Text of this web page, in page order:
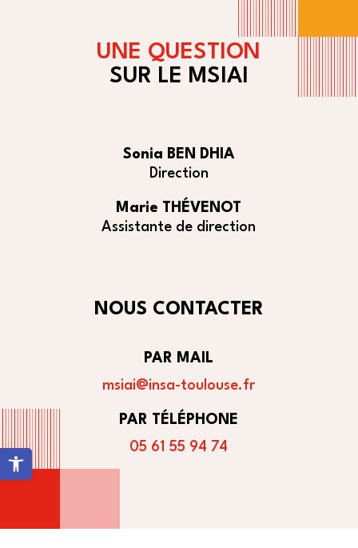
Ouvrir la barre d’outils
UNE QUESTION
SUR LE MSIAI
Sonia BEN DHIA
Direction
Marie THÉVENOT
Assistante de direction
NOUS CONTACTER
PAR MAIL
msiai@insa-toulouse.fr
PAR TÉLÉPHONE
05 61 55 94 74